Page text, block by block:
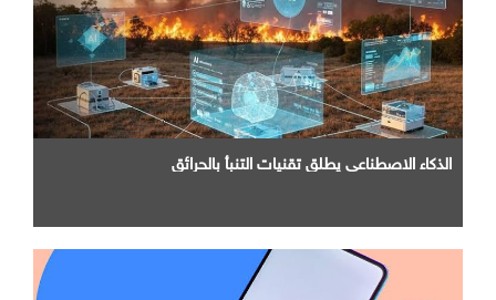
الذكاء الاصطناعي يطلق تقنيات التنبأ بالحرائق